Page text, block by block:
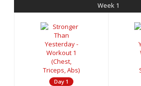
Week 1
Day 1